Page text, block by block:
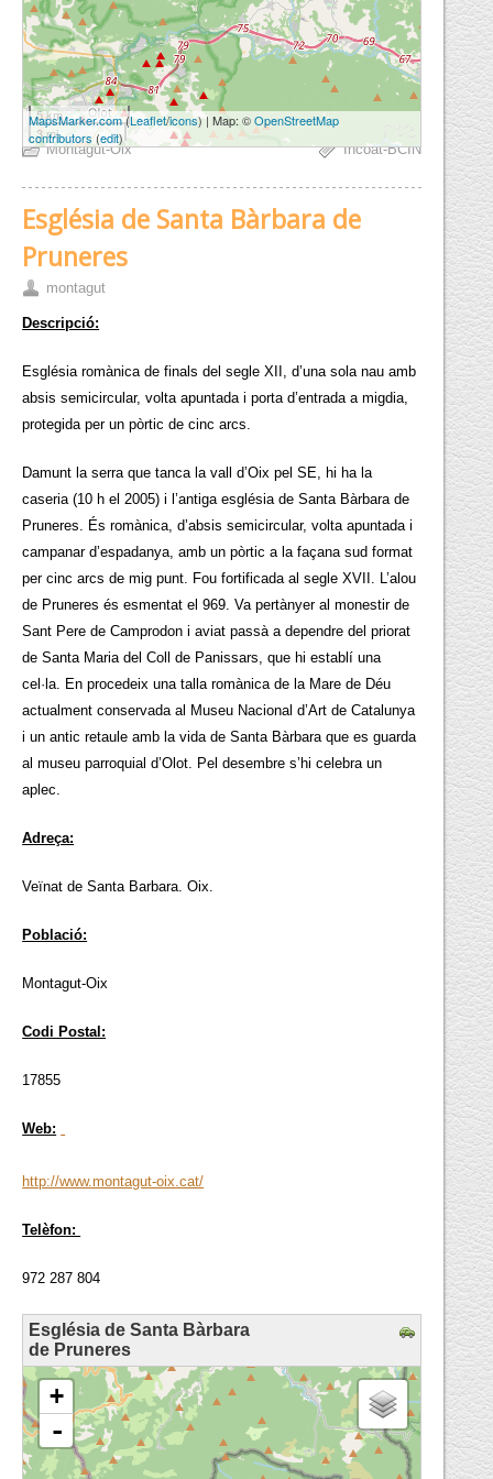
5 km
3 mi
MapsMarker.com(Leaflet/icons) | Map: ©OpenStreetMap
contributors (edit)
Montagut-Oix Incoat-BCIN
Església de Santa Bàrbara de
Pruneres
montagut
Descripció:
Església romànica de finals del segle XII, d’una sola nau amb
absis semicircular, volta apuntada i porta d’entrada a migdia,
protegida per un pòrtic de cinc arcs.
Damunt la serra que tanca la vall d’Oix pel SE, hi ha la
caseria (10 h el 2005) i l’antiga església de Santa Bàrbara de
Pruneres. És romànica, d’absis semicircular, volta apuntada i
campanar d’espadanya, amb un pòrtic a la façana sud format
per cinc arcs de mig punt. Fou fortificada al segle XVII. L’alou
de Pruneres és esmentat el 969. Va pertànyer al monestir de
Sant Pere de Camprodon i aviat passà a dependre del priorat
de Santa Maria del Coll de Panissars, que hi establí una
cel·la. En procedeix una talla romànica de la Mare de Déu
actualment conservada al Museu Nacional d’Art de Catalunya
i un antic retaule amb la vida de Santa Bàrbara que es guarda
al museu parroquial d’Olot. Pel desembre s’hi celebra un
aplec.
Adreça:
Veïnat de Santa Barbara. Oix.
Població:
Montagut-Oix
Codi Postal:
17855
Web:
http://www.montagut-oix.cat/
Telèfon:
972 287 804
Església de Santa Bàrbara
de Pruneres
loading map - please wait...
+
-